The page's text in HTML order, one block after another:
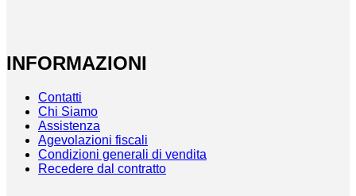
INFORMAZIONI
Contatti
Chi Siamo
Assistenza
Agevolazioni fiscali
Condizioni generali di vendita
Recedere dal contratto